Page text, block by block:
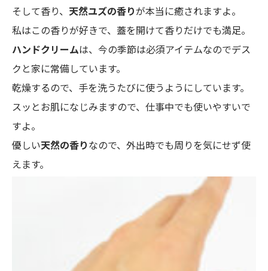
そして香り、 天然ユズの香りが本当に癒されますよ。
私はこの香りが好きで、蓋を開けて香りだけでも満足。
ハンドクリームは、今の季節は必須アイテムなのでデス
クと家に常備しています。
乾燥するので、手を洗うたびに使うようにしています。
スッとお肌になじみますので、仕事中でも使いやすいで
すよ。
優しい天然の香りなので、外出時でも周りを気にせず使
えます。